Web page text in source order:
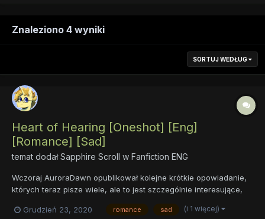
Znaleziono 4 wyniki
SORTUJ WEDŁUG
Heart of Hearing [Oneshot] [Eng]
[Romance] [Sad]
temat dodałSapphire Scroll w Fanfiction ENG
Wczoraj AuroraDawn opublikował kolejne krótkie opowiadanie,
których teraz pisze wiele, ale to jest szczególnie interesujące,
nowego, o czym możemy przeczytać w 1. i 16. punkcie jego
Grudzień 23, 2020 romance sad (i 1 więcej)